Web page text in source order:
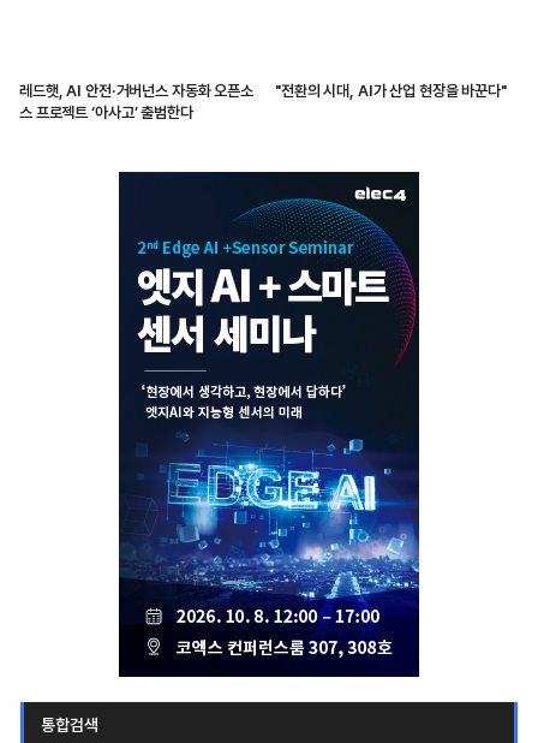
레드햇, AI 안전·거버넌스 자동화 오픈소
스 프로젝트 ‘아사고’ 출범한다
"전환의 시대, AI가 산업 현장을 바꾼다"
통합검색